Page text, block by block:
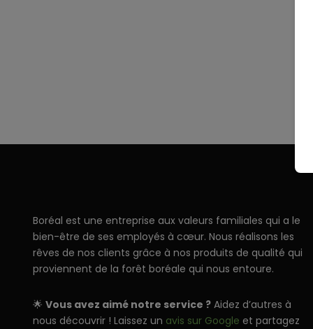
Boréal est une entreprise aux valeurs familiales qui a le
bien-être de ses employés à cœur. Nous réalisons les
rêves de nos clients grâce à nos produits de qualité qui
proviennent de la forêt boréale qui nous entoure.
🌟Vous avez aimé notre service ? Aidez d’autres à
nous découvrir ! Laissez un avis sur Google et partagez